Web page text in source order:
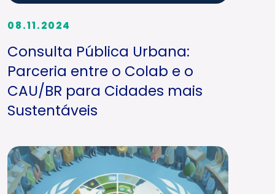
08.11.2024
Consulta Pública Urbana:
Parceria entre o Colab e o
CAU/BR para Cidades mais
Sustentáveis